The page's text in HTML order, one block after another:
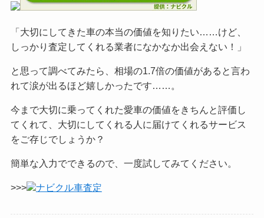
「大切にしてきた車の本当の価値を知りたい……けど、
しっかり査定してくれる業者になかなか出会えない！」
と思って調べてみたら、相場の1.7倍の価値があると言わ
れて涙が出るほど嬉しかったです……。
今まで大切に乗ってくれた愛車の価値をきちんと評価し
てくれて、大切にしてくれる人に届けてくれるサービス
をご存じでしょうか？
簡単な入力でできるので、一度試してみてください。
>>> ナビクル車査定